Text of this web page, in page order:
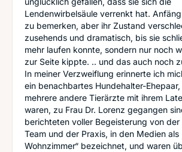
Lendenwirbelsäule verrenkt hat.
zu bemerken, aber ihr Zustand
zusehends und dramatisch, bis sie
mehr laufen konnte, sondern nur noch
zur Seite kippte. .. und das auch noch
In meiner Verzweiflung erinnerte ich
ein benachbartes Hundehalter-
mehrere andere Tierärzte mit ihrem
waren, zu Frau Dr. Lorenz gegangen
berichteten voller Begeisterung von
Team und der Praxis, in den Medien als
Wohnzimmer“ bezeichnet, und waren